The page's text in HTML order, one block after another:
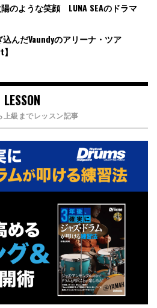
陽のような笑顔 LUNA SEAのドラマ
んだVaundyのアリーナ・ツア
LESSON
上級までレッスン記事